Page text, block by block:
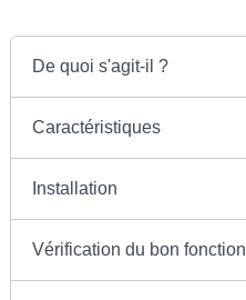
De quoi s'agit-il ?
Caractéristiques
Installation
Vérification du bon